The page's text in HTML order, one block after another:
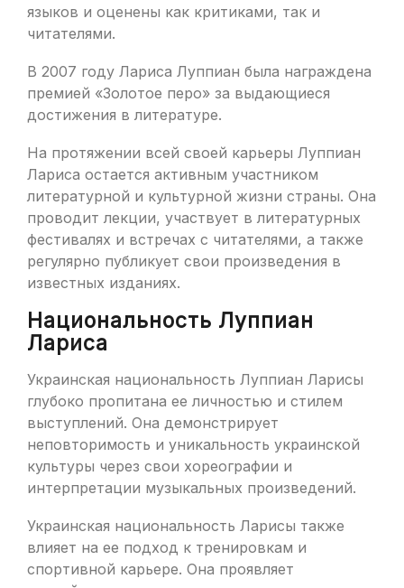
языков и оценены как критиками, так и
читателями.
В 2007 году Лариса Луппиан была награждена
премией «Золотое перо» за выдающиеся
достижения в литературе.
На протяжении всей своей карьеры Луппиан
Лариса остается активным участником
литературной и культурной жизни страны. Она
проводит лекции, участвует в литературных
фестивалях и встречах с читателями, а также
регулярно публикует свои произведения в
известных изданиях.
Национальность Луппиан
Лариса
Украинская национальность Луппиан Ларисы
глубоко пропитана ее личностью и стилем
выступлений. Она демонстрирует
неповторимость и уникальность украинской
культуры через свои хореографии и
интерпретации музыкальных произведений.
Украинская национальность Ларисы также
влияет на ее подход к тренировкам и
спортивной карьере. Она проявляет